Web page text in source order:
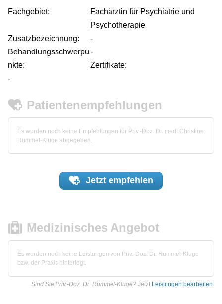
Fachgebiet:
Fachärztin für Psychiatrie und
Psychotherapie
Zusatzbezeichnung:
-
Behandlungsschwerpu
nkte:
-
Zertifikate:
-
Patientenempfehlungen
Es wurden noch keine Empfehlungen für Priv.-Doz. Dr. med. Christine
Rummel-Kluge abgegeben.
Jetzt empfehlen
Medizinisches Angebot
Es wurden noch keine Leistungen von Priv.-Doz. Dr. Rummel-Kluge
bzw. der Praxis hinterlegt.
Sind Sie Priv.-Doz. Dr. Rummel-Kluge? Jetzt Leistungen bearbeiten.